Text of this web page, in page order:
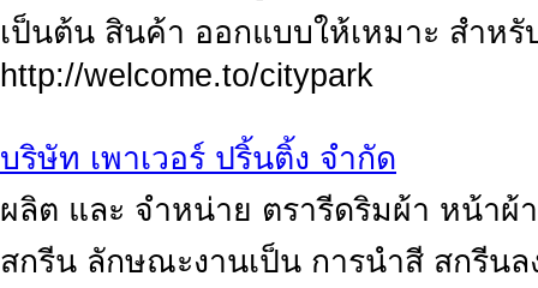
เป็นต้น สินค้า ออกแบบให้เหมาะ สำหรั
http://welcome.to/citypark
บริษัท เพาเวอร์ ปริ้นติ้ง จำกัด
ผลิต และ จำหน่าย ตรารีดริมผ้า หน้าผ้
สกรีน ลักษณะงานเป็น การนำสี สกรีน